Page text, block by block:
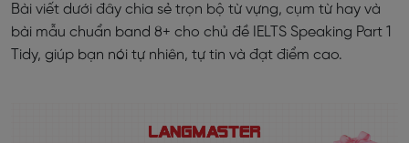
Bài viết dưới đây chia sẻ trọn bộ từ vựng, cụm từ hay và
bài mẫu chuẩn band 8+ cho chủ đề IELTS Speaking Part 1
Tidy, giúp bạn nói tự nhiên, tự tin và đạt điểm cao.